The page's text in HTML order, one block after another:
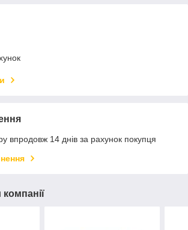
впродовж 14 днів за рахунок покупця
компанії